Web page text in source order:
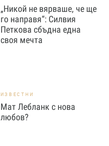
„Никой не вярваше, че ще
го направя“: Силвия
Петкова сбъдна една
своя мечта
ИЗВЕСТНИ
Мат Лебланк с нова
любов?